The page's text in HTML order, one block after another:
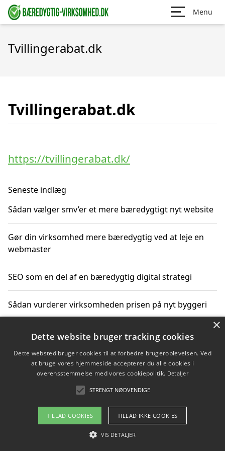
Menu
Tvillingerabat.dk
Tvillingerabat.dk
https://tvillingerabat.dk/
Seneste indlæg
Sådan vælger smv’er et mere bæredygtigt nyt website
Gør din virksomhed mere bæredygtig ved at leje en
webmaster
SEO som en del af en bæredygtig digital strategi
Sådan vurderer virksomheden prisen på nyt byggeri
Sådan får du hjælp til en hjemmeside uden binding
Copyright 2026 - Pilanto Aps
Om / kontakt
Blog Betingelser
×
Dette website bruger tracking cookies
Dette websted bruger cookies til at forbedre brugeroplevelsen. Ved
at bruge vores hjemmeside accepterer du alle cookies i
overensstemmelse med vores cookiepolitik. Detaljer
STRENGT NØDVENDIGE
TILLAD COOKIES TILLAD IKKE COOKIES
VIS DETALJER